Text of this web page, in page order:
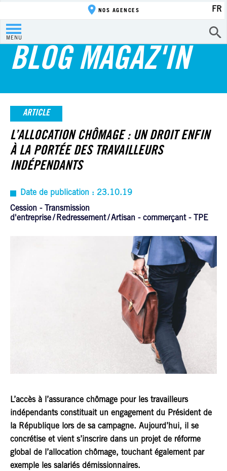
MENU
NOS AGENCES FR
BLOG MAGAZ'IN
ARTICLE
L’ALLOCATION CHÔMAGE : UN DROIT ENFIN
À LA PORTÉE DES TRAVAILLEURS
INDÉPENDANTS
Date de publication : 23.10.19
Cession - Transmission
d'entreprise
Redressement Artisan - commerçant - TPE
L’accès à l’assurance chômage pour les travailleurs
indépendants constituait un engagement du Président de
la République lors de sa campagne. Aujourd’hui, il se
concrétise et vient s’inscrire dans un projet de réforme
global de l’allocation chômage, touchant également par
exemple les salariés démissionnaires.